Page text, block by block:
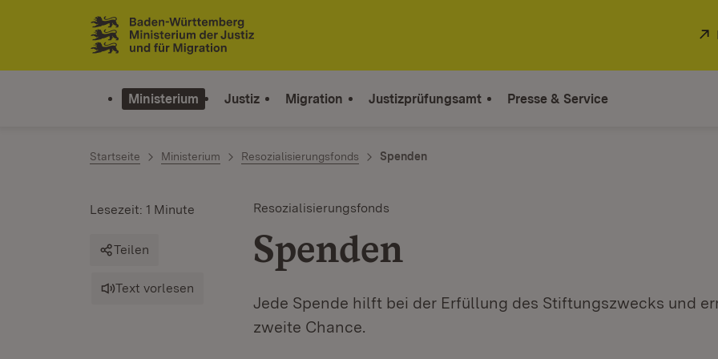
Zum Inhalt springen
Link zur Startseite
Ministerium Justiz Migration Justizprüfungsamt Presse & Service
Startseite Ministerium Resozialisierungsfonds Spenden
Resozialisierungsfonds
Spenden
Jede Spende hilft bei der Erfüllung des Stiftungszwecks und
zweite Chance.
Lesezeit: 1 Minute
Teilen
Text vorlesen